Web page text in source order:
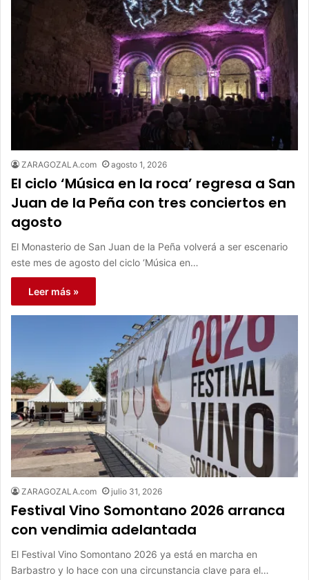
ZARAGOZALA.com agosto 1, 2026
El ciclo ‘Música en la roca’ regresa a San
Juan de la Peña con tres conciertos en
agosto
El Monasterio de San Juan de la Peña volverá a ser escenario
este mes de agosto del ciclo ‘Música en…
Leer más »
ZARAGOZALA.com julio 31, 2026
Festival Vino Somontano 2026 arranca
con vendimia adelantada
El Festival Vino Somontano 2026 ya está en marcha en
Barbastro y lo hace con una circunstancia clave para el…